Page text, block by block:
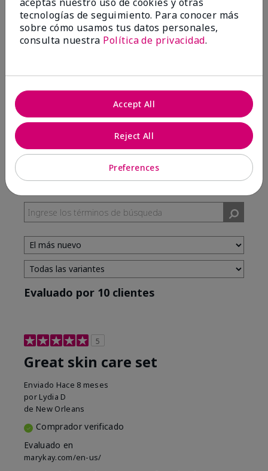
100%
Evaluado por 10 clientes
5
Great skin care set
Enviado Hace 8 meses
por Lydia D
de New Orleans
Comprador verificado
Evaluado en
marykay.com/en-us/
tecnologías de seguimiento. Para conocer más
sobre cómo usamos tus datos personales,
consulta nuestra Política de privacidad.
Preferences
Reject All
Accept All